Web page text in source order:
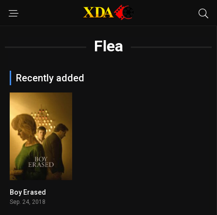
Flea
Recently added
Boy Erased
Sep. 24, 2018